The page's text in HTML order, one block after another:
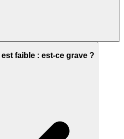
faible : est-ce grave ?